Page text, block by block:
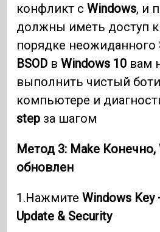
конфликт сWindows, и
должны иметь доступ
порядке неожиданного
BSOD вWindows 10 вам
выполнить чистый
компьютере и
step за шагом
Метод 3: Make Конечно,
обновлен
1.НажмитеWindows Key
Update & Security